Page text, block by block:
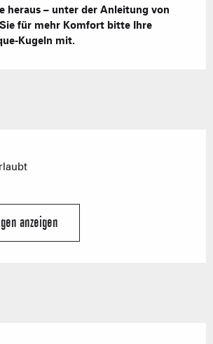
heraus – unter der Anleitung von
für mehr Komfort bitte Ihre
Kugeln mit.
anzeigen